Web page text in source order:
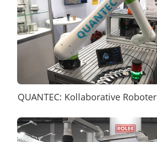
QUANTEC: Kollaborative Roboter